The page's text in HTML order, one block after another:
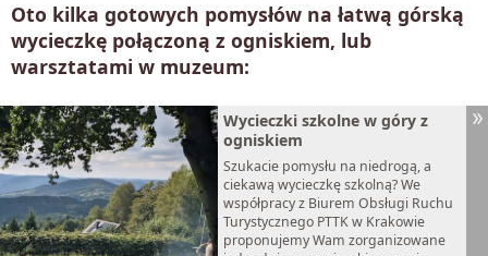
Oto kilka gotowych pomysłów na łatwą górską
wycieczkę połączoną z ogniskiem, lub
warsztatami w muzeum:
Wycieczki szkolne w góry z
ogniskiem
Szukacie pomysłu na niedrogą, a
ciekawą wycieczkę szkolną? We
współpracy z Biurem Obsługi Ruchu
Turystycznego PTTK w Krakowie
proponujemy Wam zorganizowane